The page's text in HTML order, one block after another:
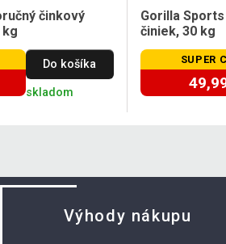
činkový
kg
Do košíka
skladom
Gorilla
činiek, 30 kg
SUPER
Výhody nákupu